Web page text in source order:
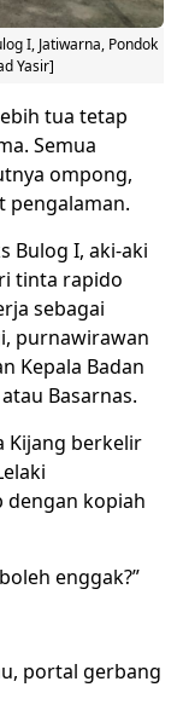
I, Jatiwarna, Pondok
Yasir]
tua tetap
Semua
ompong,
pengalaman.
Bulog I, aki-aki
tinta rapido
sebagai
purnawirawan
Kepala Badan
Basarnas.
Kijang berkelir
dengan kopiah
enggak?”
portal gerbang